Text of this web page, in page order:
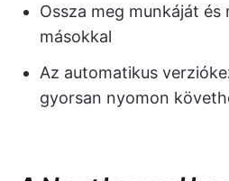
Ossza meg munkáját
másokkal
Az automatikus
gyorsan nyomon